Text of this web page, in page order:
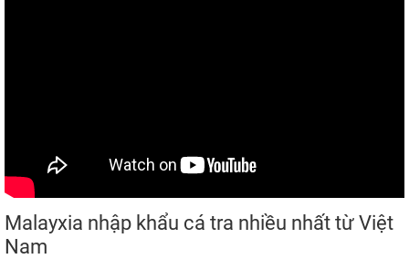
Malayxia nhập khẩu cá tra nhiều nhất từ Việt
Nam